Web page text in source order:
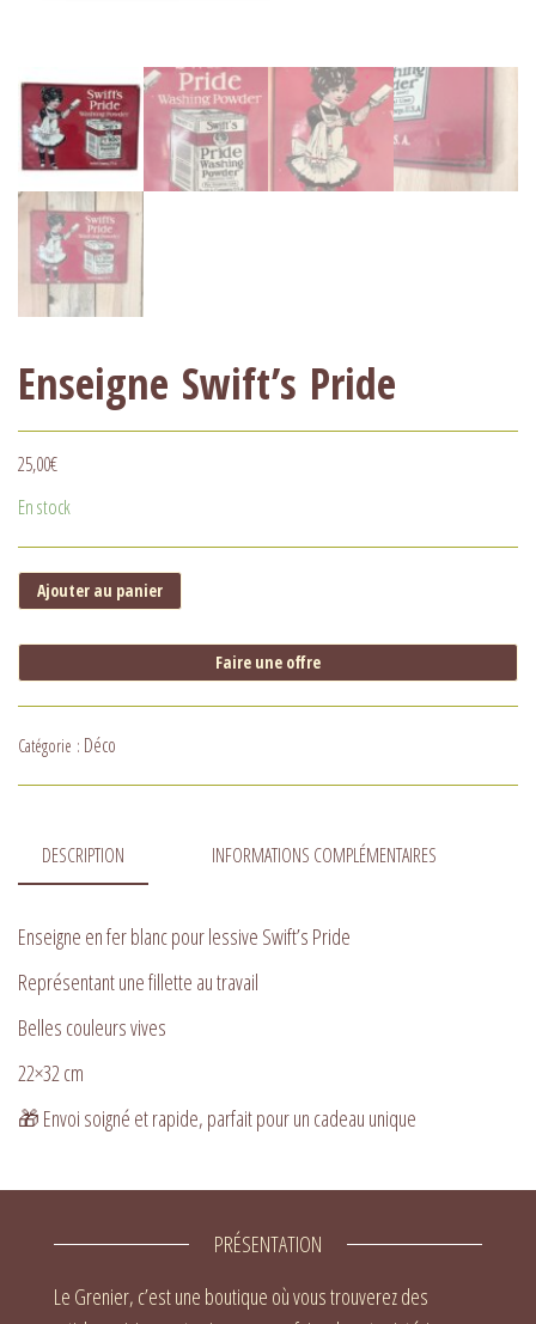
Enseigne Swift’s Pride
25,00€
En stock
Ajouter au panier
Faire une offre
Catégorie : Déco
DESCRIPTION INFORMATIONS COMPLÉMENTAIRES
Enseigne en fer blanc pour lessive Swift’s Pride
Représentant une fillette au travail
Belles couleurs vives
22×32 cm
🎁 Envoi soigné et rapide, parfait pour un cadeau unique
PRÉSENTATION
Le Grenier, c’est une boutique où vous trouverez des